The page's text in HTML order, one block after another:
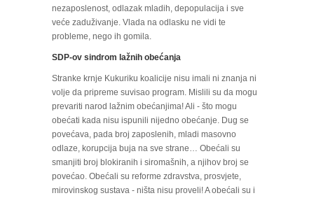
nezaposlenost, odlazak mladih, depopulacija i sve
veće zaduživanje. Vlada na odlasku ne vidi te
probleme, nego ih gomila.
SDP-ov sindrom lažnih obećanja
Stranke krnje Kukuriku koalicije nisu imali ni znanja ni
volje da pripreme suvisao program. Mislili su da mogu
prevariti narod lažnim obećanjima! Ali - što mogu
obećati kada nisu ispunili nijedno obećanje. Dug se
povećava, pada broj zaposlenih, mladi masovno
odlaze, korupcija buja na sve strane… Obećali su
smanjiti broj blokiranih i siromašnih, a njihov broj se
povećao. Obećali su reforme zdravstva, prosvjete,
mirovinskog sustava - ništa nisu proveli! A obećali su i